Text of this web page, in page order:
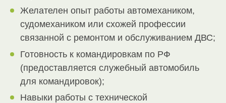
Желателен опыт работы автомехаником,
судомехаником или схожей профессии
связанной с ремонтом и обслуживанием ДВС;
Готовность к командировкам по РФ
(предоставляется служебный автомобиль
для командировок);
Навыки работы с технической